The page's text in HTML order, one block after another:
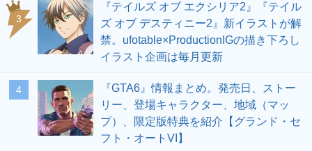
3
『テイルズ オブ エクシリア2』『テイル
ズ オブ デスティニー2』新イラストが解
禁。ufotable×ProductionIGの描き下ろし
イラスト企画は毎月更新
4
『GTA6』情報まとめ。発売日、ストー
リー、登場キャラクター、地域（マッ
プ）、限定版特典を紹介【グランド・セ
フト・オートVI】